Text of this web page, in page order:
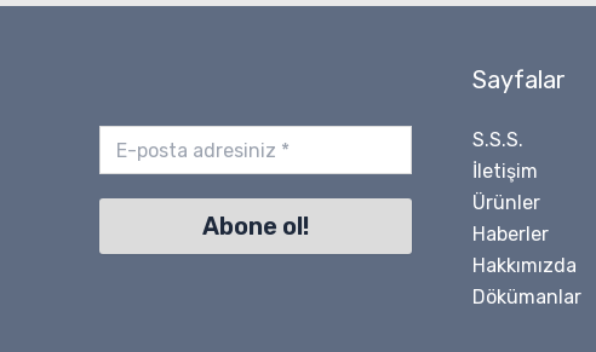
Sayfalar
S.S.S.
İletişim
Ürünler
Haberler
Hakkımızda
Dökümanlar